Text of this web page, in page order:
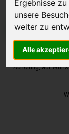
Ergebnisse
unsere
weiter zu
Alle
JETZT
Kostenloses
Abholung, auf